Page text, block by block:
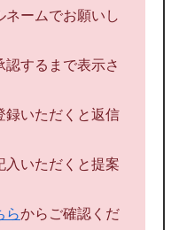
ネームでお願いし
認するまで表示さ
録いただくと返信
入いただくと提案
らからご確認くだ